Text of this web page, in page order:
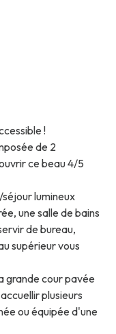
!
de 2
ce beau 4/5
lumineux
une salle de bains
de bureau,
supérieur vous
grande cour pavée
plusieurs
ou équipée d'une